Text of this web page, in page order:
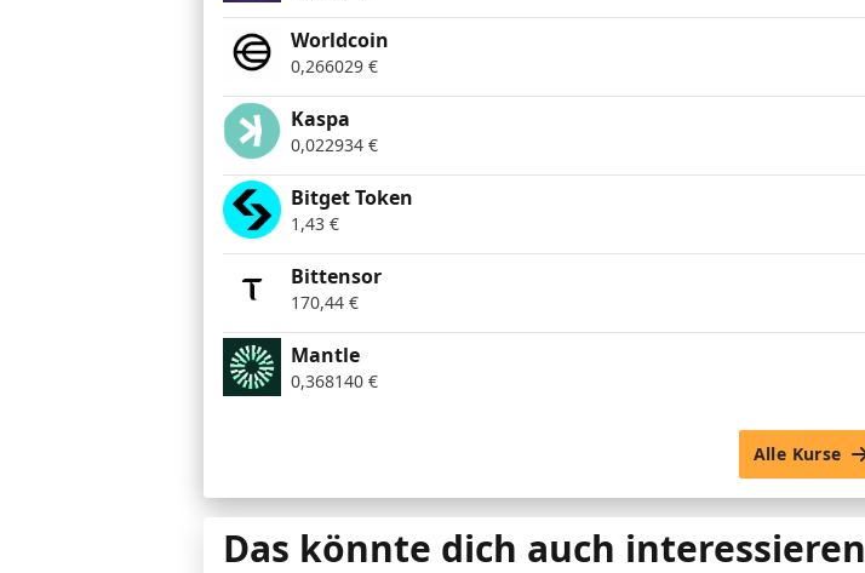
Worldcoin
0,266029 €
Kaspa
0,022934 €
Bitget Token
1,43 €
Bittensor
170,44 €
Mantle
0,368140 €
Alle Kurse
Das könnte dich auch interessieren